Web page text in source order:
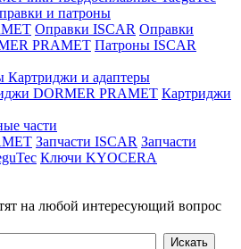
и патроны
Оправки ISCAR Оправки
PRAMET Патроны ISCAR
Картриджи и адаптеры
DORMER PRAMET Картриджи
части
Запчасти ISCAR Запчасти
Ключи KYOCERA
на любой интересующий вопрос